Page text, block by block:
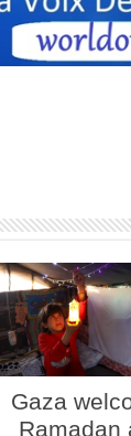
Gaza
Ramadan